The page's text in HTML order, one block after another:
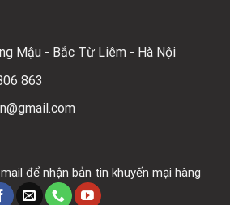
Mậu - Bắc Từ Liêm - Hà Nội
863
để nhận bản tin khuyến mại hàng